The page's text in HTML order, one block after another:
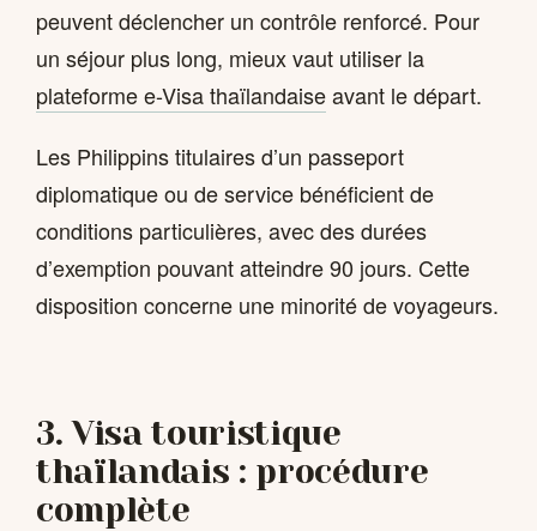
peuvent déclencher un contrôle renforcé. Pour
un séjour plus long, mieux vaut utiliser la
plateforme e-Visa thaïlandaiseavant le départ.
Les Philippins titulaires d’un passeport
diplomatique ou de service bénéficient de
conditions particulières, avec des durées
d’exemption pouvant atteindre 90 jours. Cette
disposition concerne une minorité de voyageurs.
3. Visa touristique
thaïlandais : procédure
complète